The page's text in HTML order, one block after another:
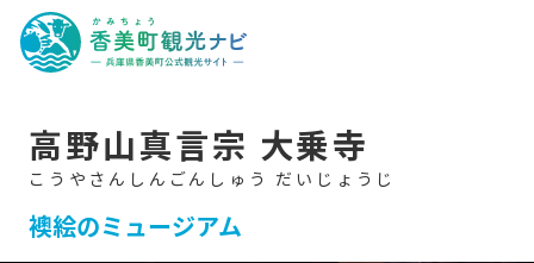
香
美
町
ナ
ビ
-
兵
庫
県
高野山真言宗 大乗寺
襖絵のミュージアム